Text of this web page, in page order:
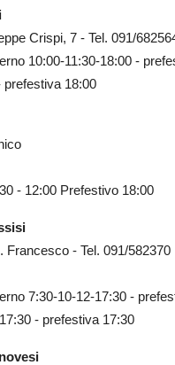
Crispi, 7 - Tel. 091/
10:00-11:30-18:00 -
prefestiva 18:00
- 12:00 Prefestivo 18:00
- Tel. 091/582370
7:30-10-12-17:30 -
- prefestiva 17:30